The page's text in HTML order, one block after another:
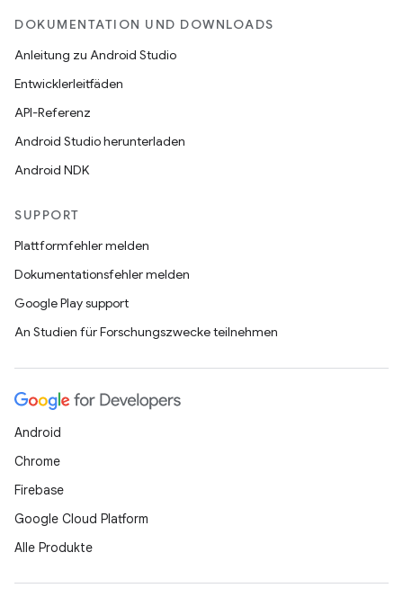
DOKUMENTATION UND DOWNLOADS
Anleitung zu Android Studio
Entwicklerleitfäden
API-Referenz
Android Studio herunterladen
Android NDK
SUPPORT
Plattformfehler melden
Dokumentationsfehler melden
Google Play support
An Studien für Forschungszwecke teilnehmen
Android
Chrome
Firebase
Google Cloud Platform
Alle Produkte